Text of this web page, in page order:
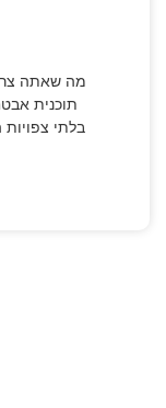
מה שאתה
תוכנית
בלתי